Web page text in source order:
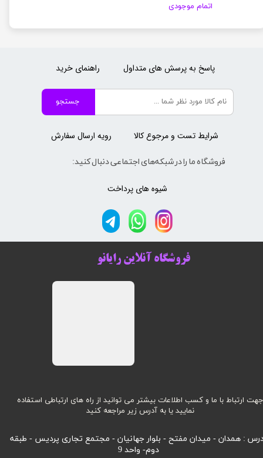
اتمام موجودی
جهت ارتباط با ما و کسب اطلاعات بیشتر می توانید از راه های ارتباطی استفاده
نمایید یا به آدرس زیر مراجعه کنید
: همدان - میدان مفتح - بلوار جهانیان - مجتمع تجاری پردیس - طبقه
دوم- واحد 9
فروشگاه آنلاین رایانو
جستجو
فروشگاه ما را در شبکه‌های اجتماعی دنبال کنید:
رویه ارسال سفارش
راهنمای خرید
شیوه های پرداخت
پاسخ به پرسش های متداول
شرایط تست و مرجوع کالا